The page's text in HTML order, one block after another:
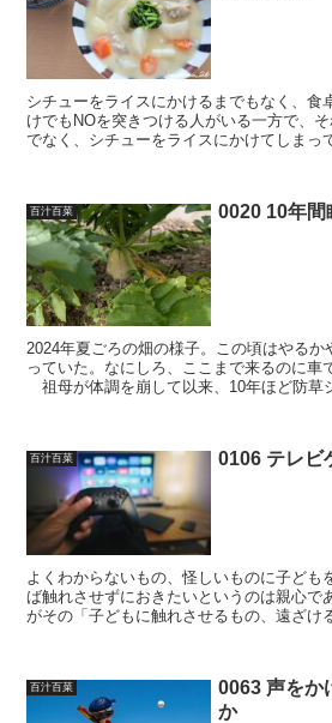
シチューをライスにかけるまでもなく、食
けでもNOを突きつける人がいる一方で、
でなく、シチューをライスにかけてしまっ
百汁百菜 0020 10年間
2024年夏ごろの畑の様子。この頃はやるか
っていた。なにしろ、ここまで来るのに車
祖母が体調を崩して以来、10年ほど防草
百汁百菜 0106 テレビ
よくわからないもの、怪しいものに子ども
ば触れさせずにおきたいというのは親心で
がその「子どもに触れさせるもの、遠ざけ
百汁百菜
0063 声をか
か